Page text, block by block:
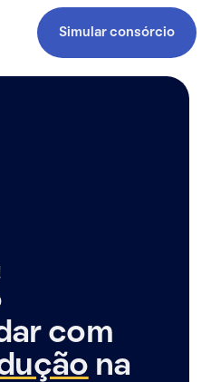
Simular consórcio
com
na